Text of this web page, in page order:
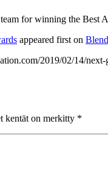
for winning the Best
appeared first on
2019/02/14/
kentät on merkitty *